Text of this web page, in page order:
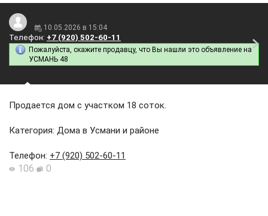
10.05.2026 в 15:04
Телефон: +7 (920) 502-60-11
Пожалуйста, скажите продавцу, что Вы нашли это объявление на
УСМАНЬ 48
Продается дом с участком 18 соток.
Категория: Дома в Усмани и районе
Телефон: +7 (920) 502-60-11
106 0